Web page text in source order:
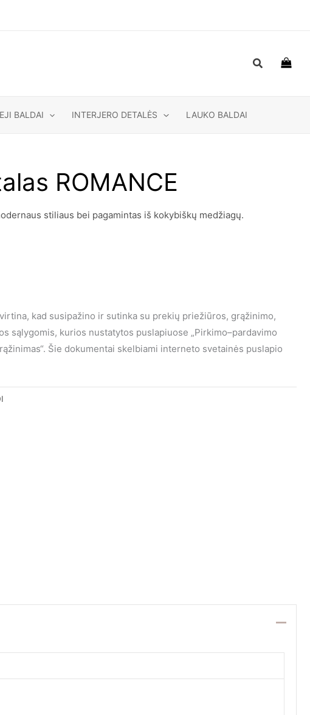
Paieška
BALDAI INTERJERO DETALĖS LAUKO BALDAI
ROMANCE
stiliaus bei pagamintas iš kokybiškų medžiagų.
€.
kad susipažino ir sutinka su prekių priežiūros, grąžinimo,
sąlygomis, kurios nustatytos puslapiuose „Pirkimo–pardavimo
Šie dokumentai skelbiami interneto svetainės puslapio